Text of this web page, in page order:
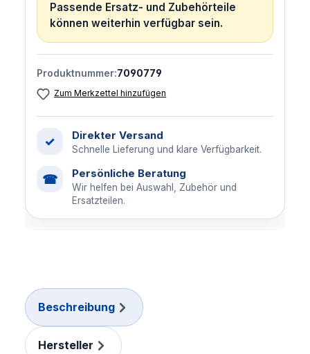
Passende Ersatz- und Zubehörteile
können weiterhin verfügbar sein.
Produktnummer:7090779
Zum Merkzettel hinzufügen
✓ Direkter Versand
Schnelle Lieferung und klare Verfügbarkeit.
☎ Persönliche Beratung
Wir helfen bei Auswahl, Zubehör und
Ersatzteilen.
Beschreibung
Hersteller